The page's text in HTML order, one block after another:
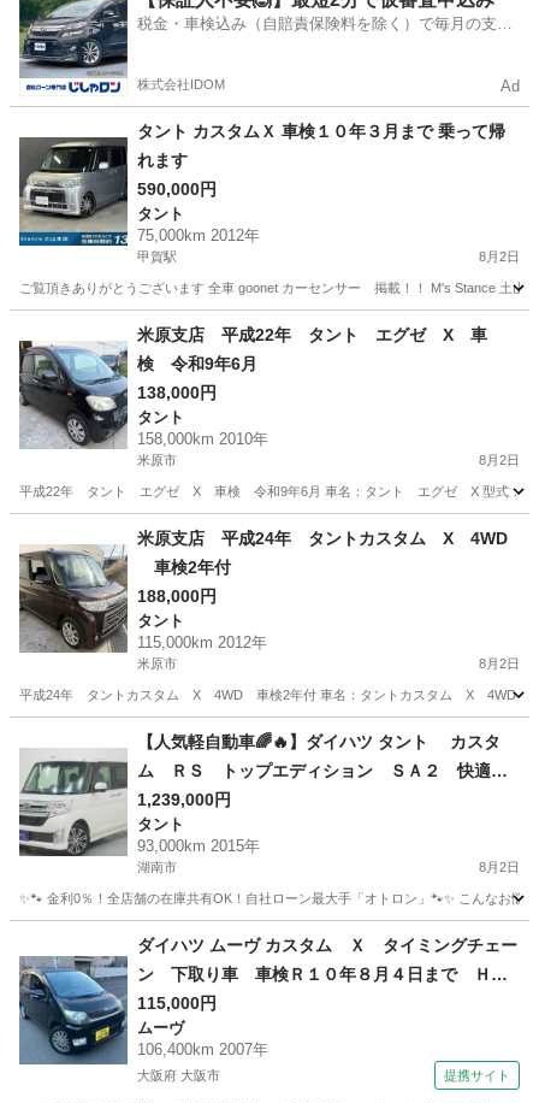
税金・車検込み（自賠責保険料を除く）で毎月の支払
株式会社IDOM Ad
タント カスタムＸ 車検１０年３月まで 乗って帰
れます
590,000円
タント
75,000km 2012年
甲賀駅 8月2日
ご覧頂きありがとうございます 全車 goonet カーセンサー 掲載！！ M's Stance 土
甲賀駅 タント goonet
米原支店 平成22年 タント エグゼ X 車
検 令和9年6月
138,000円
タント
158,000km 2010年
米原市 8月2日
平成22年 タント エグゼ X 車検 令和9年6月 車名：タント エグゼ X 型式：L455S
タント 注意点
米原支店 平成24年 タントカスタム X 4WD
車検2年付
188,000円
タント
115,000km 2012年
米原市 8月2日
平成24年 タントカスタム X 4WD 車検2年付 車名：タントカスタム X 4WD 型式
タント 注意点
【人気軽自動車🌈🔥】ダイハツ タント カスタ
ム ＲＳ トップエディション ＳＡ２ 快適な
走りと広々室内が魅力😎☝️
1,239,000円
タント
93,000km 2015年
湖南市 8月2日
✨🐾 金利0％！全店舗の在庫共有OK！自社ローン最大手「オトロン」🐾✨ こんなお
タント
ダイハツ ムーヴ カスタム Ｘ タイミングチェー
ン 下取り車 車検Ｒ１０年８月４日まで ＨＩ
Ｄヘッドライト 純正１４インチアルミ スマー
トキー ウインカー付電動格納ミラー オートエ
アコン （検10.8）
115,000円
ムーヴ
106,400km 2007年
大阪府 大阪市 提携サイト